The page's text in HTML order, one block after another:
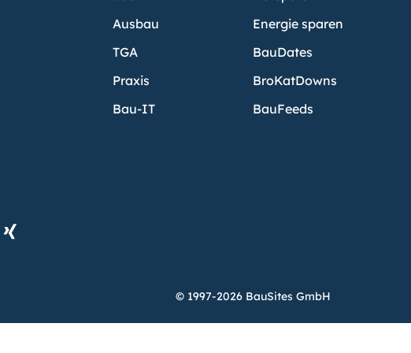
Ausbau
TGA
Praxis
Bau-IT
Energie sparen
BauDates
BroKatDowns
BauFeeds
© 1997-2026 BauSites GmbH